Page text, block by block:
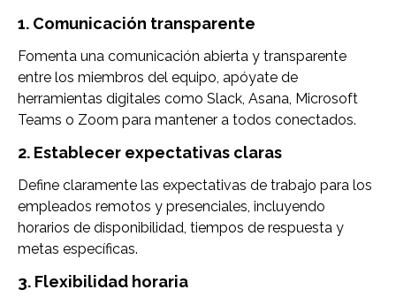
1. Comunicación transparente
Fomenta una comunicación abierta y transparente
entre los miembros del equipo, apóyate de
herramientas digitales como Slack, Asana, Microsoft
Teams o Zoom para mantener a todos conectados.
2. Establecer expectativas claras
Define claramente las expectativas de trabajo para los
empleados remotos y presenciales, incluyendo
horarios de disponibilidad, tiempos de respuesta y
metas específicas.
3. Flexibilidad horaria